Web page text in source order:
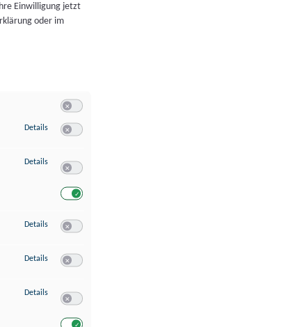
Einwilligung jetzt
oder im
Details zu Speichern von oder Zugriff auf Informationen auf einem Endgerät
Details zu Verwendung reduzierter Daten zur Auswahl von Werbeanzeigen
Details zu Erstellung von Profilen für personalisierte Werbung
Details zu Verwendung von Profilen zur Auswahl personalisierter Werbung
Details zu Messung der Werbeleistung